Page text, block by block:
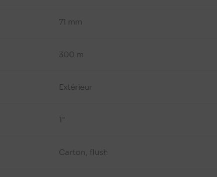
71 mm
300 m
Extérieur
1"
Carton, flush